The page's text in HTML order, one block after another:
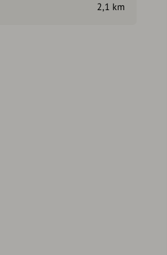
2,1 km